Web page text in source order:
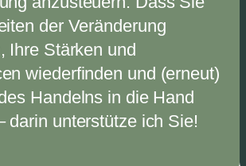
der Veränderung
Ihre Stärken und
wiederfinden und (erneut)
Handelns in die Hand
darin unterstütze ich Sie!